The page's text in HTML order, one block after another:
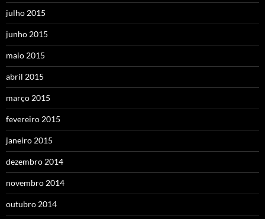
julho 2015
junho 2015
maio 2015
abril 2015
março 2015
fevereiro 2015
janeiro 2015
dezembro 2014
novembro 2014
outubro 2014